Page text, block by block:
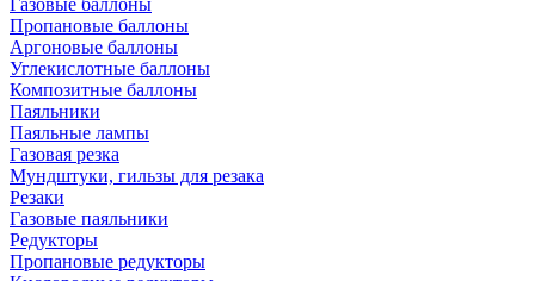
Газовые баллоны
Пропановые баллоны
Аргоновые баллоны
Углекислотные баллоны
Композитные баллоны
Паяльники
Паяльные лампы
Газовая резка
Мундштуки, гильзы для резака
Резаки
Газовые паяльники
Редукторы
Пропановые редукторы